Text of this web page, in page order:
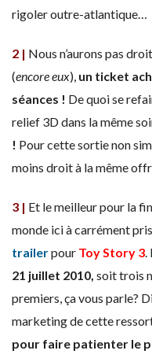
rigoler outre-atlantique…
2 | Nous n’aurons pas
(encore eux), un ticket
séances ! De quoi se
relief 3D dans la même
! Pour cette sortie non
moins droit à la même
3 | Et le meilleur pour la
monde ici à carrément
trailerpour Toy Story 3.
21 juillet 2010, soit trois
premiers, ça vous parle?
marketing de cette
pour faire patienter le